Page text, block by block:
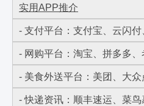
实用APP推介
- 支付平台：支付宝、云闪
- 网购平台：淘宝、拼多多、
- 美食外送平台：美团、大众
- 快递资讯：顺丰速运、菜鸟